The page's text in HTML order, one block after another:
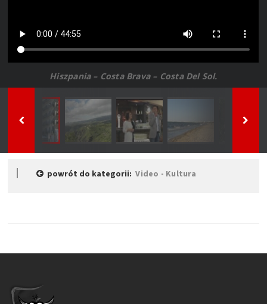
Hiszpania – Costa Brava – Costa Del Sol.
powrót do kategorii:Video - Kultura